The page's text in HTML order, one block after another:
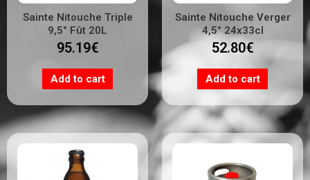
Sainte Nitouche Triple
9,5° Fût 20L
95.19€
Add to cart
Sainte Nitouche Verger
4,5° 24x33cl
52.80€
Add to cart